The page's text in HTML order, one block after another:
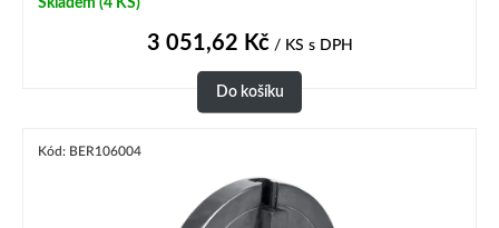
3 051,62 Kč/ KS s DPH
Do košíku
Kód: BER106004